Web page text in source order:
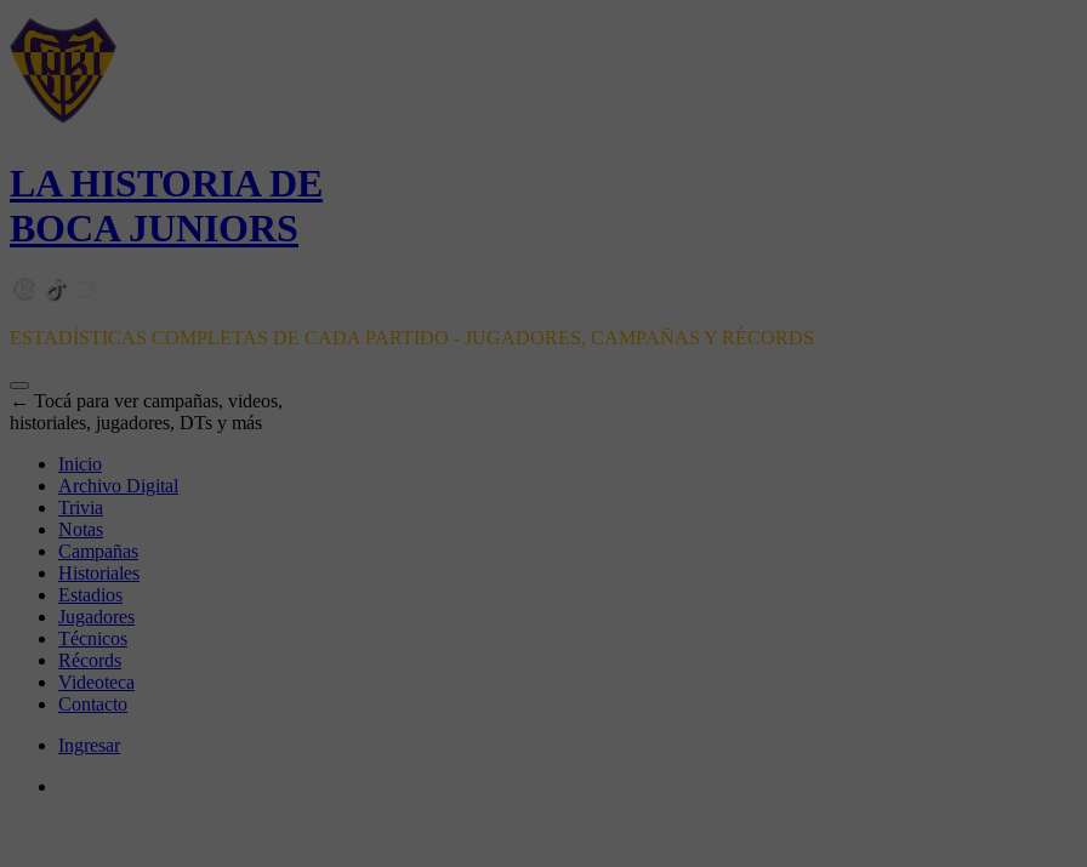
LA HISTORIA DE
BOCA JUNIORS
ESTADÍSTICAS COMPLETAS DE CADA PARTIDO - JUGADORES, CAMPAÑAS Y RÉCORDS
← Tocá para ver campañas, videos,
historiales, jugadores, DTs y más
Inicio
Archivo Digital
Trivia
Notas
Campañas
Historiales
Estadios
Jugadores
Técnicos
Récords
Videoteca
Contacto
Ingresar